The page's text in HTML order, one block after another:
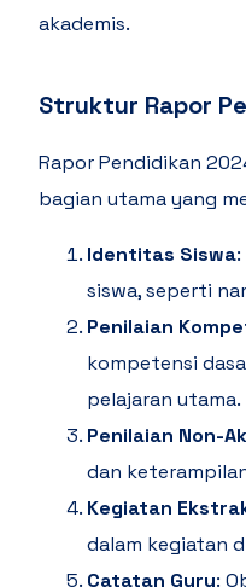
akademis.
Struktur Rapor
Rapor Pendidikan
bagian utama yang
Identitas Siswa
siswa, seperti
Penilaian
kompetensi
pelajaran utama.
Penilaian Non-
dan
Kegiatan
dalam kegiatan
Catatan Guru: